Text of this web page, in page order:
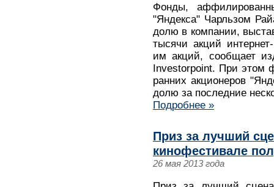
Фонды,
"Яндекса" Чарльзом
долю в компании,
тысячи акций
им акций, сообщает
Investorpoint. При этом
ранних акционеров
долю за последние
Подробнее »
Приз за лучший
кинофестивале
26 мая 2013 года